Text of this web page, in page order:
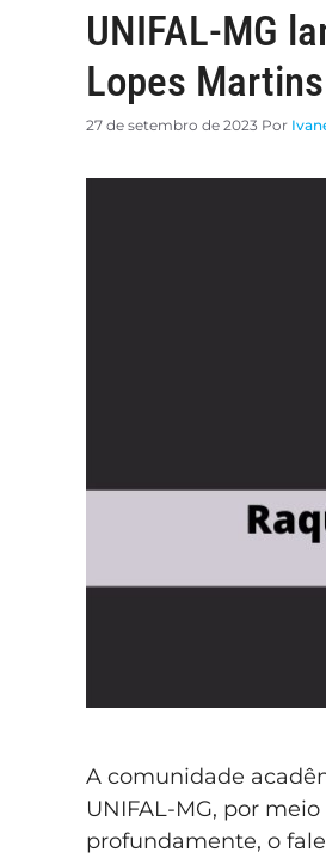
UNIFAL-MG
Lopes
27 de setembro de 2023 Por
A comunidade
UNIFAL-MG, por
profundamente, o